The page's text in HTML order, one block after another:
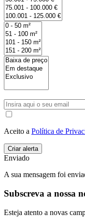
Aceito a Política de
Enviado
A sua mensagem foi
Subscreva a nossa
Esteja atento a novas